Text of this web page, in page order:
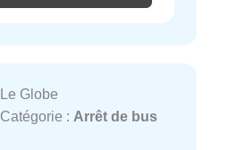
Le Globe
Catégorie : Arrêt de bus